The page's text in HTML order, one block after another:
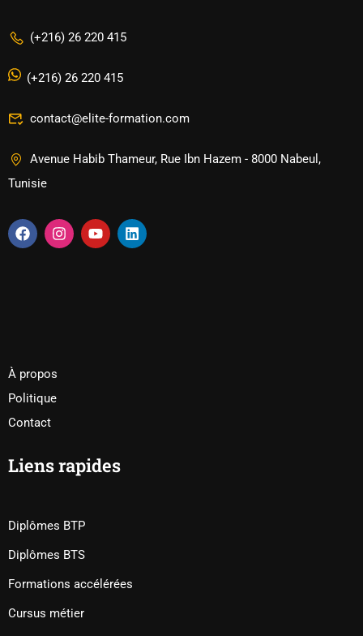
(+216) 26 220 415
(+216) 26 220 415
contact@elite-formation.com
Avenue Habib Thameur, Rue Ibn Hazem - 8000 Nabeul,
Tunisie
À propos
Politique
Contact
Liens rapides
Diplômes BTP
Diplômes BTS
Formations accélérées
Cursus métier